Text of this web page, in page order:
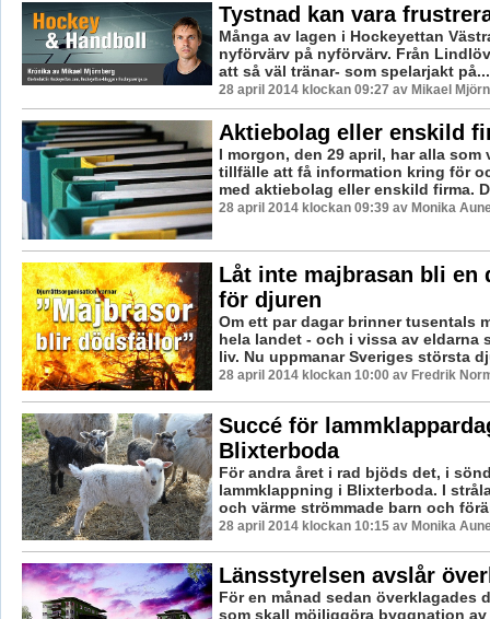
Tystnad kan vara
Många av lagen i Hockeyettan
nyförvärv på nyförvärv. Från
att så väl tränar- som spelarjakt på...
28 april 2014 klockan 09:27 av Mikael
Aktiebolag eller enskild
I morgon, den 29 april, har alla som
tillfälle att få information kring för
med aktiebolag eller enskild firma.
28 april 2014 klockan 09:39 av Monika
Låt inte majbrasan bli en
för djuren
Om ett par dagar brinner tusentals
hela landet - och i vissa av eldarna
liv. Nu uppmanar Sveriges största
28 april 2014 klockan 10:00 av Fredrik
Succé för
Blixterboda
För andra året i rad bjöds det, i
lammklappning i Blixterboda. I
och värme strömmade barn och
28 april 2014 klockan 10:15 av Monika
Länsstyrelsen avslår
För en månad sedan överklagades
som skall möjliggöra byggnation